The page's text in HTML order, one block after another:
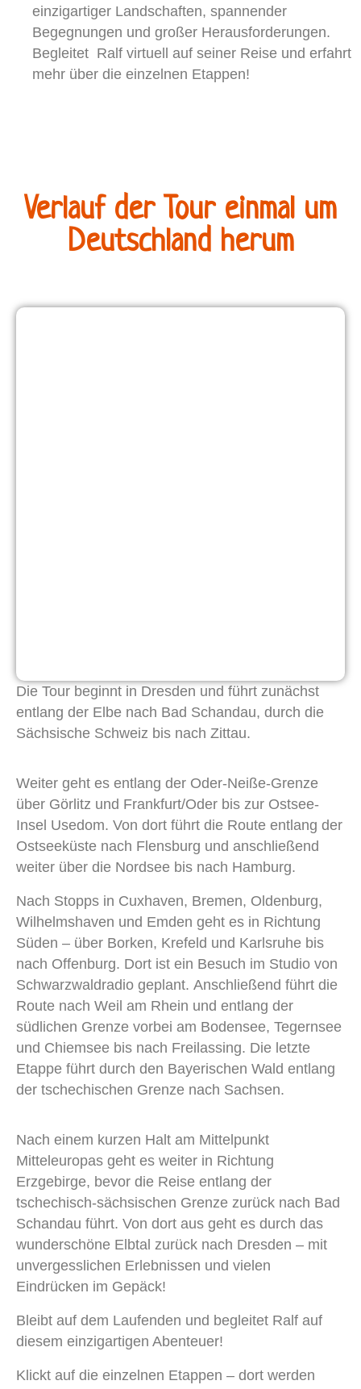
einzigartiger Landschaften, spannender
Begegnungen und großer Herausforderungen.
Begleitet Ralf virtuell auf seiner Reise und erfahrt
mehr über die einzelnen Etappen!
Verlauf der Tour einmal um
Deutschland herum
Die Tour beginnt in Dresden und führt zunächst
entlang der Elbe nach Bad Schandau, durch die
Sächsische Schweiz bis nach Zittau.
Weiter geht es entlang der Oder-Neiße-Grenze
über Görlitz und Frankfurt/Oder bis zur Ostsee-
Insel Usedom. Von dort führt die Route entlang der
Ostseeküste nach Flensburg und anschließend
weiter über die Nordsee bis nach Hamburg.
Nach Stopps in Cuxhaven, Bremen, Oldenburg,
Wilhelmshaven und Emden geht es in Richtung
Süden – über Borken, Krefeld und Karlsruhe bis
nach Offenburg. Dort ist ein Besuch im Studio von
Schwarzwaldradio geplant. Anschließend führt die
Route nach Weil am Rhein und entlang der
südlichen Grenze vorbei am Bodensee, Tegernsee
und Chiemsee bis nach Freilassing. Die letzte
Etappe führt durch den Bayerischen Wald entlang
der tschechischen Grenze nach Sachsen.
Nach einem kurzen Halt am Mittelpunkt
Mitteleuropas geht es weiter in Richtung
Erzgebirge, bevor die Reise entlang der
tschechisch-sächsischen Grenze zurück nach Bad
Schandau führt. Von dort aus geht es durch das
wunderschöne Elbtal zurück nach Dresden – mit
unvergesslichen Erlebnissen und vielen
Eindrücken im Gepäck!
Bleibt auf dem Laufenden und begleitet Ralf auf
diesem einzigartigen Abenteuer!
Klickt auf die einzelnen Etappen – dort werden